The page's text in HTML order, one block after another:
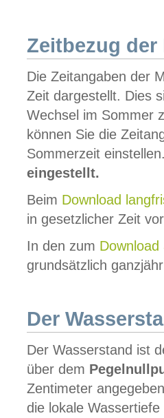
Zeitbezug der
Die Zeitangaben der
Zeit dargestellt. Dies
Wechsel im Sommer
können Sie die
Sommerzeit
eingestellt.
Beim Download
in gesetzlicher Zeit
In den zum Download
grundsätzlich
Der
Der Wasserstand ist
über dem
Zentimeter
die lokale